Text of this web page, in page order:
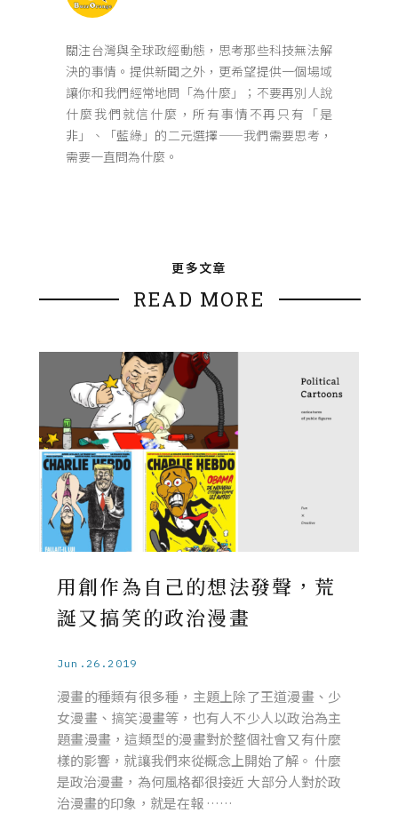
關注台灣與全球政經動態，思考那些科技無法解
決的事情。提供新聞之外，更希望提供一個場域
讓你和我們經常地問「為什麼」；不要再別人說
什麼我們就信什麼，所有事情不再只有「是
非」、「藍綠」的二元選擇——我們需要思考，
需要一直問為什麼。
更多文章
READ MORE
用創作為自己的想法發聲，荒
誕又搞笑的政治漫畫
Jun.26.2019
漫畫的種類有很多種，主題上除了王道漫畫、少
女漫畫、搞笑漫畫等，也有人不少人以政治為主
題畫漫畫，這類型的漫畫對於整個社會又有什麼
樣的影響，就讓我們來從概念上開始了解。 什麼
是政治漫畫，為何風格都很接近 大部分人對於政
治漫畫的印象，就是在報 ……